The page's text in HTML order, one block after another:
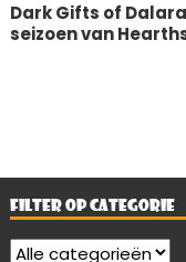
Dark Gifts of
seizoen van
FILTER OP CATEGORIE